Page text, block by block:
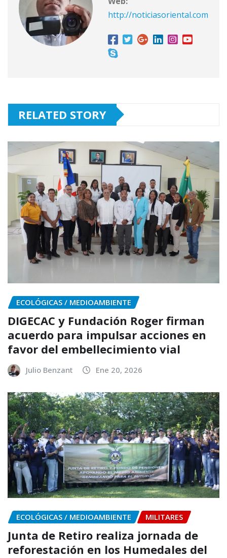
http://noticiasoriental.com
RELATED STORY
ECOLÓGICAS / MEDIOAMBIENTE
DIGECAC y Fundación Roger firman
acuerdo para impulsar acciones en
favor del embellecimiento vial
Julio Benzant Ene 20, 2026
ECOLÓGICAS / MEDIOAMBIENTE MILITARES
Junta de Retiro realiza jornada de
reforestación en los Humedales del